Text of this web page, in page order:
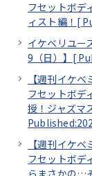
フセットボデ
ィスト編！[
イケベリユー
9（日）】[
【週刊イケ
フセットボデ
授！ジャズマ
【週刊イケ
フセットボデ